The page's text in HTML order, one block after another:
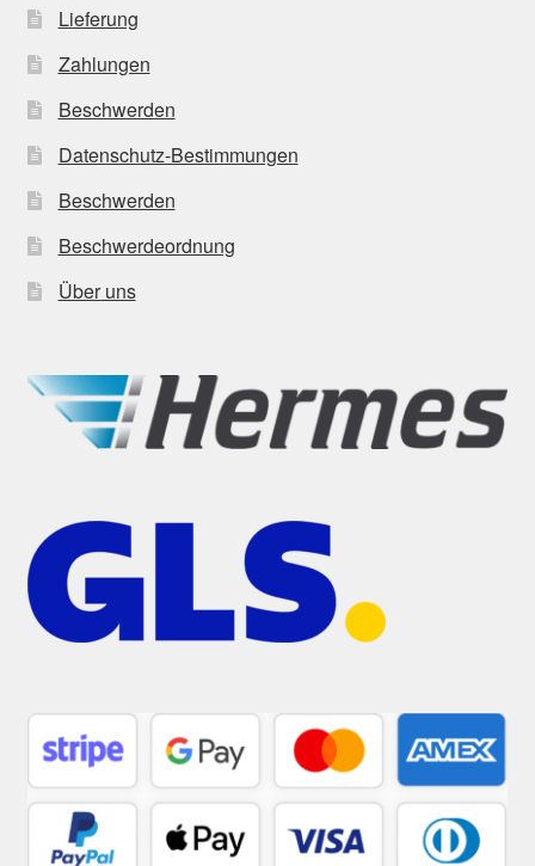
Lieferung
Zahlungen
Beschwerden
Datenschutz-Bestimmungen
Beschwerden
Beschwerdeordnung
Über uns